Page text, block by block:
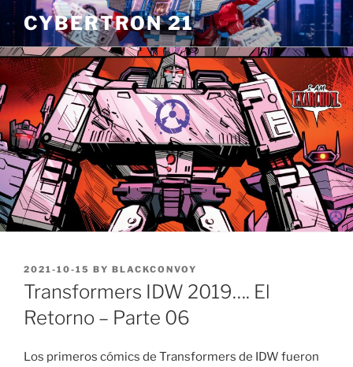
Skip
to
content
CYBERTRON 21
POSTED
ON
2021-10-15 BY BLACKCONVOY
Transformers IDW 2019…. El
Retorno – Parte 06
Los primeros cómics de Transformers de IDW fueron